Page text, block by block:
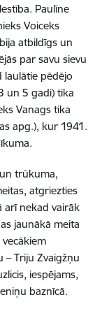
Paulīne
Voiceks
atbildīgs un
par savu sievu
laulātie pēdējo
un 5 gadi) tika
Vanags tika
apg.), kur 1941.
trūkuma,
atgriezties
arī nekad vairāk
jaunākā meita
– Triju Zvaigžņu
iespējams,
baznīcā.